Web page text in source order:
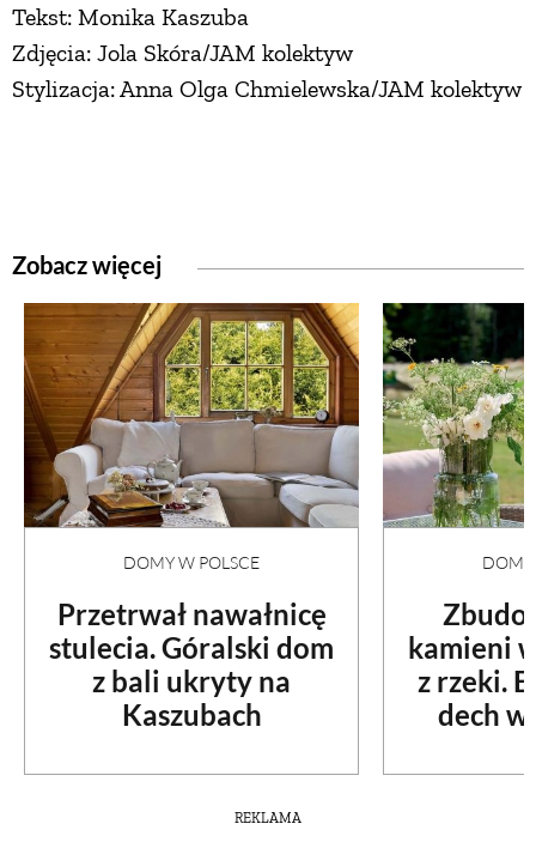
Tekst: Monika Kaszuba
Zdjęcia: Jola Skóra/JAM kolektyw
Stylizacja: Anna Olga Chmielewska/JAM kolektyw
Zobacz więcej
DOMY W POLSCE
Przetrwał nawałnicę
stulecia. Góralski dom
z bali ukryty na
Kaszubach
DOMY
kamieni
z rzeki.
dech
REKLAMA